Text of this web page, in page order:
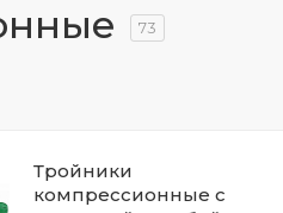
73
Тройники
компрессионные с